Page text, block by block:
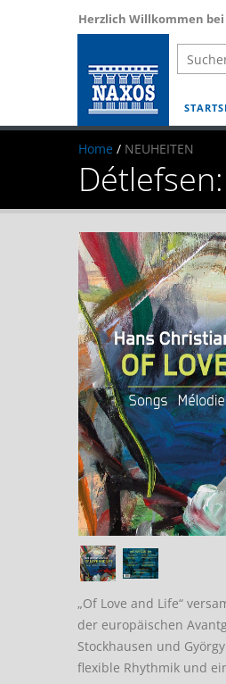
Herzlich Willkommen bei
Home / NEUHEITEN
„Of Love and Life“
der europäischen
Stockhausen und
flexible Rhythmik und